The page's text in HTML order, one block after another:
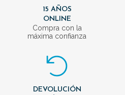
15 AÑOS
ONLINE
Compra con la
máxima confianza
DEVOLUCIÓN